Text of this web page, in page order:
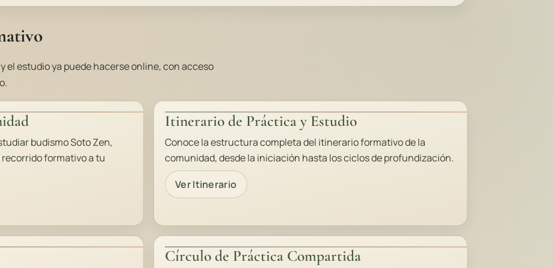
el estudio ya puede hacerse online, con acceso
budismo Soto Zen,
formativo a tu
Itinerario de Práctica y Estudio
Conoce la estructura completa del itinerario formativo de la
comunidad, desde la iniciación hasta los ciclos de profundización.
Ver Itinerario
Círculo de Práctica Compartida